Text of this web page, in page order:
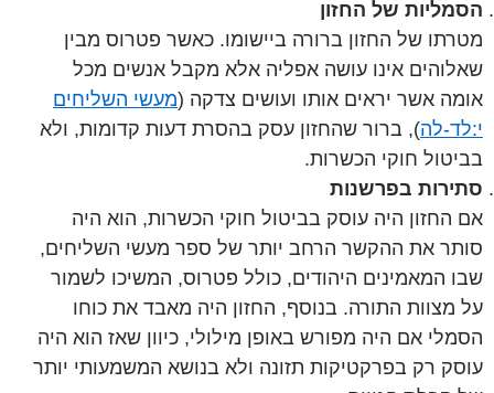
הסמליות של החזון
מטרתו של החזון ברורה ביישומו. כאשר פטרוס מבין
שאלוהים אינו עושה אפליה אלא מקבל אנשים מכל
אומה אשר יראים אותו ועושים צדקה (מעשי השליחים
י:לד-לה), ברור שהחזון עסק בהסרת דעות קדומות, ולא
בביטול חוקי הכשרות.
סתירות בפרשנות
אם החזון היה עוסק בביטול חוקי הכשרות, הוא היה
סותר את ההקשר הרחב יותר של ספר מעשי השליחים,
שבו המאמינים היהודים, כולל פטרוס, המשיכו לשמור
על מצוות התורה. בנוסף, החזון היה מאבד את כוחו
הסמלי אם היה מפורש באופן מילולי, כיוון שאז הוא היה
עוסק רק בפרקטיקות תזונה ולא בנושא המשמעותי יותר